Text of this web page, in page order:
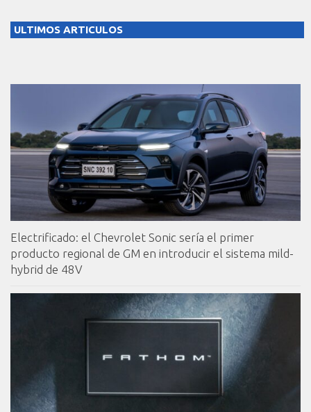
ULTIMOS ARTICULOS
Electrificado: el Chevrolet Sonic sería el primer
producto regional de GM en introducir el sistema mild-
hybrid de 48V